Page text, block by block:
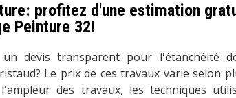
profitez d'une estimation
Peinture 32!
un devis transparent pour l'étanchéité
Le prix de ces travaux varie selon
des travaux, les techniques